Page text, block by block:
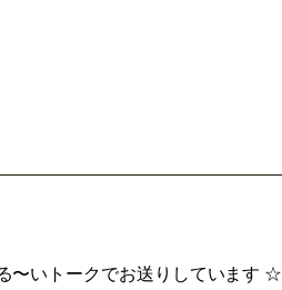
〜いトークでお送りしています ☆